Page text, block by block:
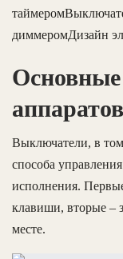
диммеромДизайн
аппаратов
Выключатели, в
способа
исполнения.
клавиши, вторые –
месте.